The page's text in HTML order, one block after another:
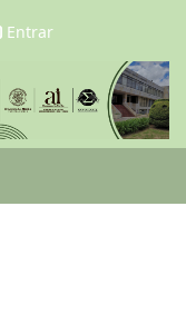
Entrar